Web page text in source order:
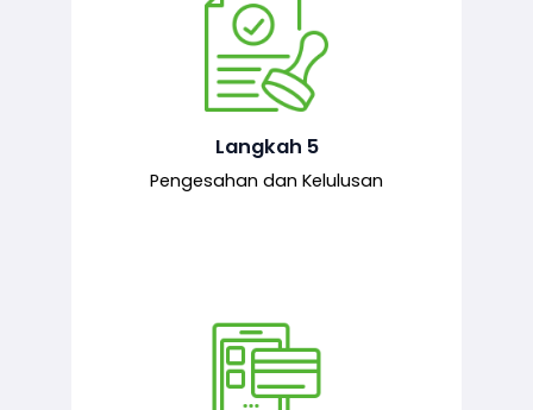
Langkah 5
Pengesahan dan Kelulusan
Pegawai pelulus menilai permohonan
dan memberi pengesahan serta
kelulusan akhir sekiranya semuanya
mematuhi syarat ditetapkan.